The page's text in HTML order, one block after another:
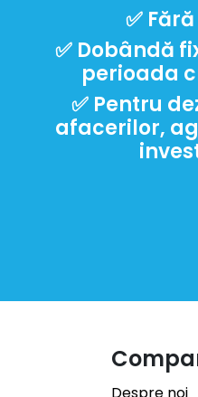
✅︎
✅︎ Dobândă
perioada
✅︎ Pentru
afacerilor,